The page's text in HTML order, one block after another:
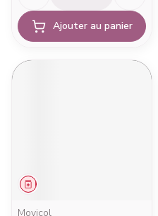
Ajouter au panier
Médicament
Movicol